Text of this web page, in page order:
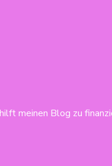
meinen Blog zu